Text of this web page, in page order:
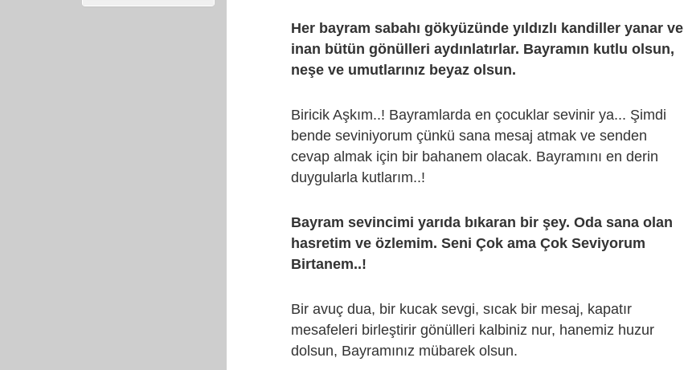
Her bayram sabahı gökyüzünde yıldızlı kandiller yanar ve
inan bütün gönülleri aydınlatırlar. Bayramın kutlu olsun,
neşe ve umutlarınız beyaz olsun.
Biricik Aşkım..! Bayramlarda en çocuklar sevinir ya... Şimdi
bende seviniyorum çünkü sana mesaj atmak ve senden
cevap almak için bir bahanem olacak. Bayramını en derin
duygularla kutlarım..!
Bayram sevincimi yarıda bıkaran bir şey. Oda sana olan
hasretim ve özlemim. Seni Çok ama Çok Seviyorum
Birtanem..!
Bir avuç dua, bir kucak sevgi, sıcak bir mesaj, kapatır
mesafeleri birleştirir gönülleri kalbiniz nur, hanemiz huzur
dolsun, Bayramınız mübarek olsun.